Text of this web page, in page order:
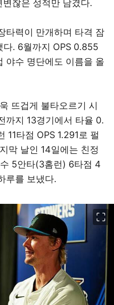
찮은 성적만 남겼다.
타력이 만개하며 타격 잠
다. 6월까지 OPS 0.855
야수 명단에도 이름을 올
뜨겁게 불타오르기 시
까지 13경기에서 타율 0.
타점 OPS 1.291로 펄
막 날인 14일에는 친정
5안타(3홈런) 6타점 4
루를 보냈다.